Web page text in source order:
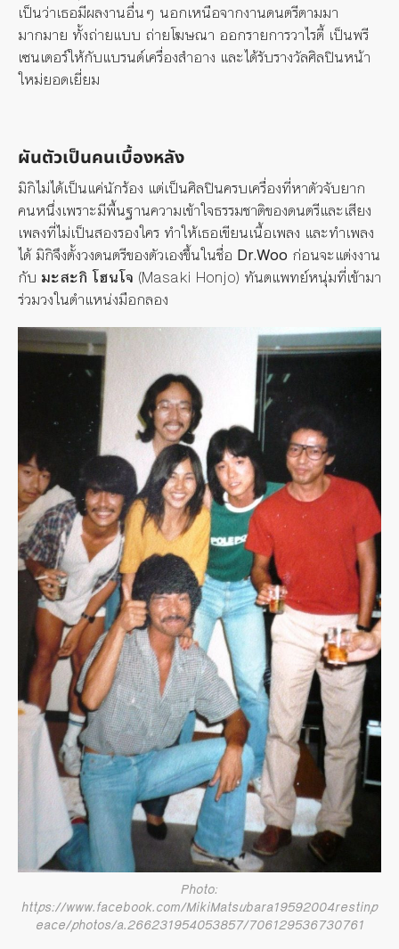
เป็นว่าเธอมีผลงานอื่นๆ นอกเหนือจากงานดนตรีตามมา
มากมาย ทั้งถ่ายแบบ ถ่ายโฆษณา ออกรายการวาไรตี้ เป็นพรี
เซนเตอร์ให้กับแบรนด์เครื่องสำอาง และได้รับรางวัลศิลปินหน้า
ใหม่ยอดเยี่ยม
ผันตัวเป็นคนเบื้องหลัง
มิกิไม่ได้เป็นแค่นักร้อง แต่เป็นศิลปินครบเครื่องที่หาตัวจับยาก
คนหนึ่งเพราะมีพื้นฐานความเข้าใจธรรมชาติของดนตรีและเสียง
เพลงที่ไม่เป็นสองรองใคร ทำให้เธอเขียนเนื้อเพลง และทำเพลง
ได้ มิกิจึงตั้งวงดนตรีของตัวเองขึ้นในชื่อ Dr.Woo ก่อนจะแต่งงาน
กับ มะสะกิ โฮนโจ (Masaki Honjo) ทันตแพทย์หนุ่มที่เข้ามา
ร่วมวงในตำแหน่งมือกลอง
Photo:
https://www.facebook.com/MikiMatsubara19592004restinp
eace/photos/a.266231954053857/706129536730761